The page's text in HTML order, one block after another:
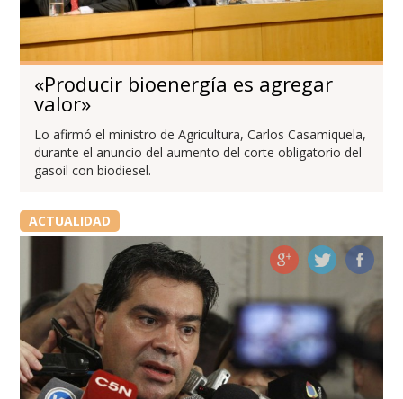
«Producir bioenergía es agregar
valor»
Lo afirmó el ministro de Agricultura, Carlos Casamiquela,
durante el anuncio del aumento del corte obligatorio del
gasoil con biodiesel.
ACTUALIDAD